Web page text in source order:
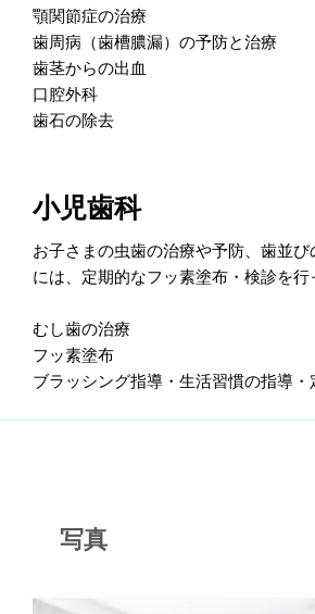
顎関節症の治療
歯周病（歯槽膿漏）の予防と治療
歯茎からの出血
口腔外科
歯石の除去
小児歯科
お子さまの虫歯の治療や予防、歯並
には、定期的なフッ素塗布・検診を行
むし歯の治療
フッ素塗布
ブラッシング指導・生活習慣の指導・
写真